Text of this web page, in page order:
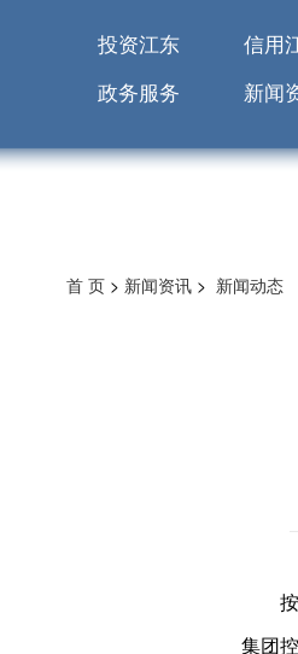
投资江东 信用
政务服务
新闻
首 页 > 新闻资讯 > 新闻动态
集团